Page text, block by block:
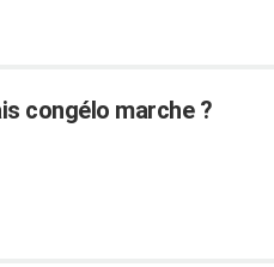
congélo marche ?